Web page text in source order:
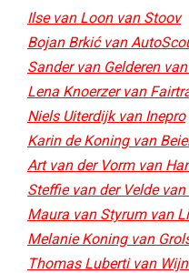
Ilse van Loon van Stoov
Bojan Brkić van
Sander van Gelderen
Lena Knoerzer van
Niels Uiterdijk van Inepro
Karin de Koning van
Art van der Vorm van
Steffie van der Velde
Maura van Styrum van
Melanie Koning van
Thomas Luberti van